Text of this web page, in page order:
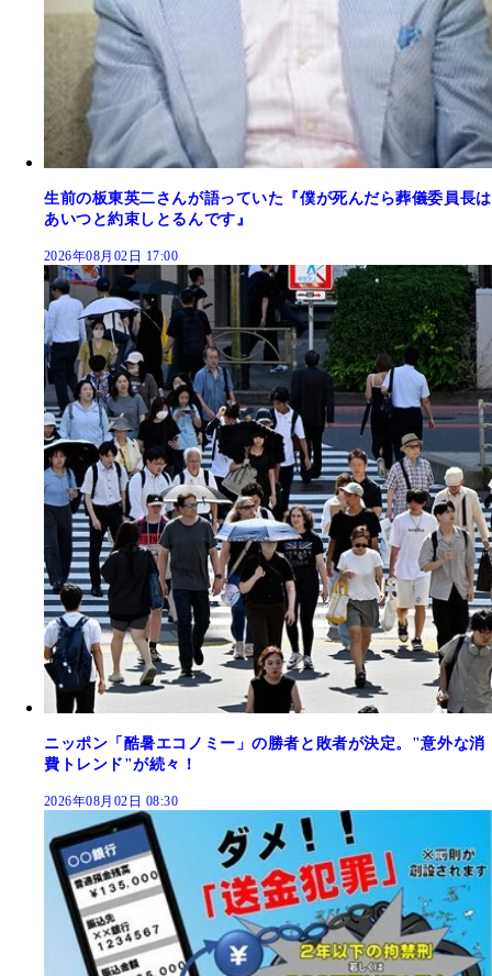
生前の板東英二さんが語っていた『僕が死んだら葬儀委員長は
あいつと約束しとるんです』
2026年08月02日 17:00
ニッポン「酷暑エコノミー」の勝者と敗者が決定。"意外な消
費トレンド"が続々！
2026年08月02日 08:30